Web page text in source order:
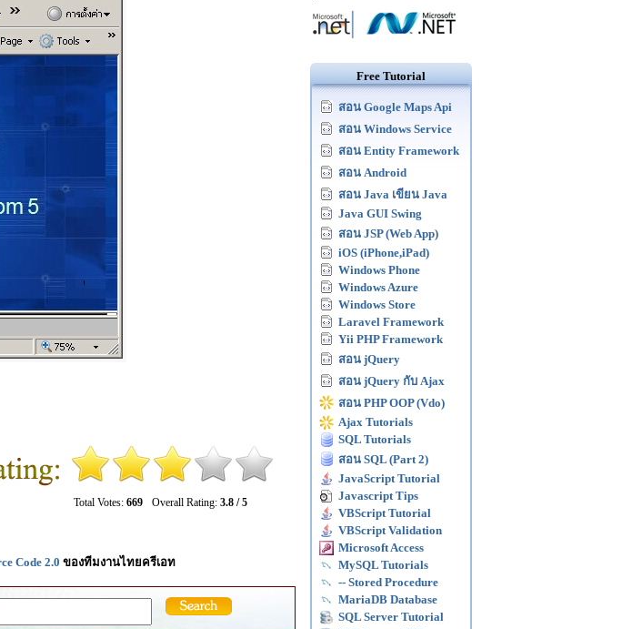
Total Votes: 669 Overall Rating: 3.8 / 5
Code 2.0 ของทีมงานไทยครีเอท
Free Tutorial
สอน Google Maps Api
สอน Windows Service
สอน Entity Framework
สอน Android
สอน Java เขียน Java
Java GUI Swing
สอน JSP (Web App)
iOS (iPhone,iPad)
Windows Phone
Windows Azure
Windows Store
Laravel Framework
Yii PHP Framework
สอน jQuery
สอน jQuery กับ Ajax
สอน PHP OOP (Vdo)
Ajax Tutorials
SQL Tutorials
สอน SQL (Part 2)
JavaScript Tutorial
Javascript Tips
VBScript Tutorial
VBScript Validation
Microsoft Access
MySQL Tutorials
-- Stored Procedure
MariaDB Database
SQL Server Tutorial